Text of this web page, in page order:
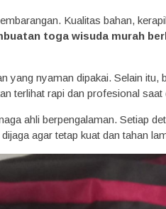
Kualitas bahan,
toga wisuda murah
yang nyaman dipakai. Selain
terlihat rapi dan profesional saat
ahli berpengalaman. Setiap
agar tetap kuat dan tahan